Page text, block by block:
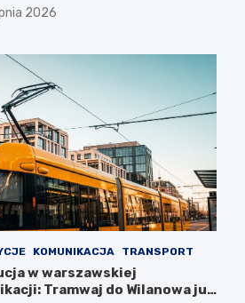
2026
KOMUNIKACJA TRANSPORT
w warszawskiej
Tramwaj do Wilanowa już